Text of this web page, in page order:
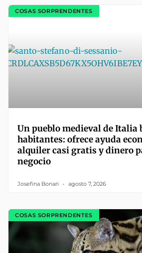
COSAS SORPRENDENTES
Un pueblo medieval de Italia
habitantes: ofrece ayuda
alquiler casi gratis y dinero
negocio
Josefina Bonari agosto 7, 2026
COSAS SORPRENDENTES